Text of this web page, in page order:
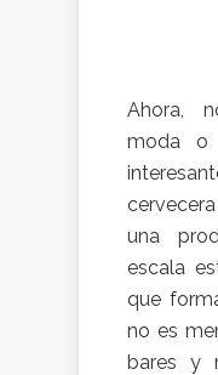
Ahora,
moda o
una
escala
que
no es
bares y